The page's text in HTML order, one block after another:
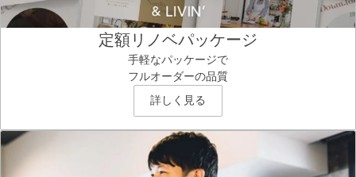
定額リノベパッケージ
手軽なパッケージで
フルオーダーの品質
詳しく見る